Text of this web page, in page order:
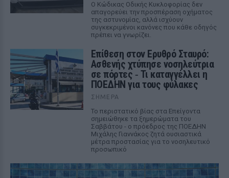
Ο Κώδικας Οδικής Κυκλοφορίας δεν
απαγορεύει την προσπέραση οχήματος
της αστυνομίας, αλλά ισχύουν
συγκεκριμένοι κανόνες που κάθε οδηγός
πρέπει να γνωρίζει.
Επίθεση στον Ερυθρό Σταυρό:
Ασθενής χτύπησε νοσηλεύτρια
σε πόρτες ‑ Τι καταγγέλλει η
ΠΟΕΔΗΝ για τους φύλακες
ΣΉΜΕΡΑ
Το περιστατικό βίας στα Επείγοντα
σημειώθηκε τα ξημερώματα του
Σαββάτου - ο πρόεδρος της ΠΟΕΔΗΝ
Μιχάλης Γιαννάκος ζητά ουσιαστικά
μέτρα προστασίας για το νοσηλευτικό
προσωπικό